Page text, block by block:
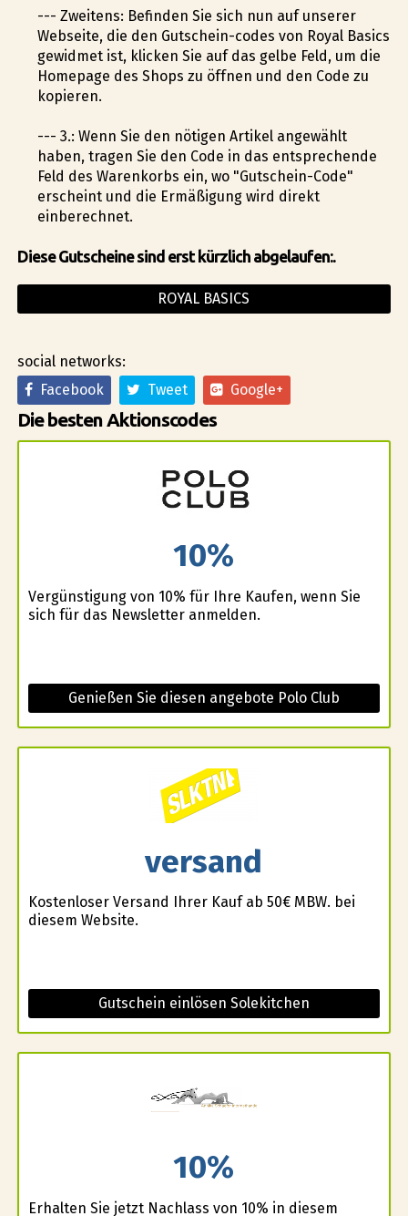
--- Zweitens: Befinden Sie sich nun auf unserer
Webseite, die den Gutschein-codes von Royal Basics
gewidmet ist, klicken Sie auf das gelbe Feld, um die
Homepage des Shops zu öffnen und den Code zu
kopieren.
--- 3.: Wenn Sie den nötigen Artikel angewählt
haben, tragen Sie den Code in das entsprechende
Feld des Warenkorbs ein, wo "Gutschein-Code"
erscheint und die Ermäßigung wird direkt
einberechnet.
Diese Gutscheine sind erst kürzlich abgelaufen:.
ROYAL BASICS
social networks:
Facebook
Tweet Google+
Die besten Aktionscodes
10%
Vergünstigung von 10% für Ihre Kaufen, wenn Sie
sich für das Newsletter anmelden.
Genießen Sie diesen angebote Polo Club
versand
Kostenloser Versand Ihrer Kauf ab 50€ MBW. bei
diesem Website.
Gutschein einlösen Solekitchen
10%
Erhalten Sie jetzt Nachlass von 10% in diesem